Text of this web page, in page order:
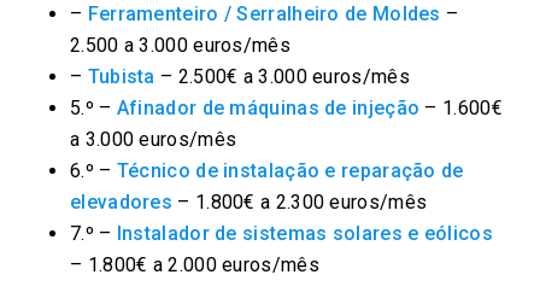
– Ferramenteiro / Serralheiro de Moldes –
2.500 a 3.000 euros/mês
– Tubista – 2.500€ a 3.000 euros/mês
5.º – Afinador de máquinas de injeção – 1.600€
a 3.000 euros/mês
6.º – Técnico de instalação e reparação de
elevadores – 1.800€ a 2.300 euros/mês
7.º – Instalador de sistemas solares e eólicos
– 1.800€ a 2.000 euros/mês